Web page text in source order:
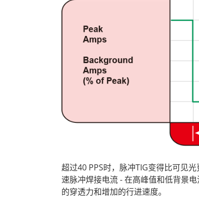
超过40 PPS时，脉冲TIG变得比可见
速脉冲焊接电流 - 在高峰值和低背景
的穿透力和增加的行进速度。